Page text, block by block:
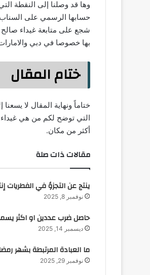
وها قد وصلنا إلى النقطة
حسابها الرسمي على
شجع على متابعة غيداء صالح
بها خصوصا في دبي والامارات
ختام المقال
ختاماً ونهاية المقال لا
التي توضح لكم من هي غيداء
أكثر من مكان.
مقالات ذات صلة
ينتج عن التجزؤ في الفطريات
نوفمبر 8, 2025
حاصل ضرب عددين او اكثر
ديسمبر 14, 2025
ما العبادة المرتبطة بشهر
نوفمبر 29, 2025